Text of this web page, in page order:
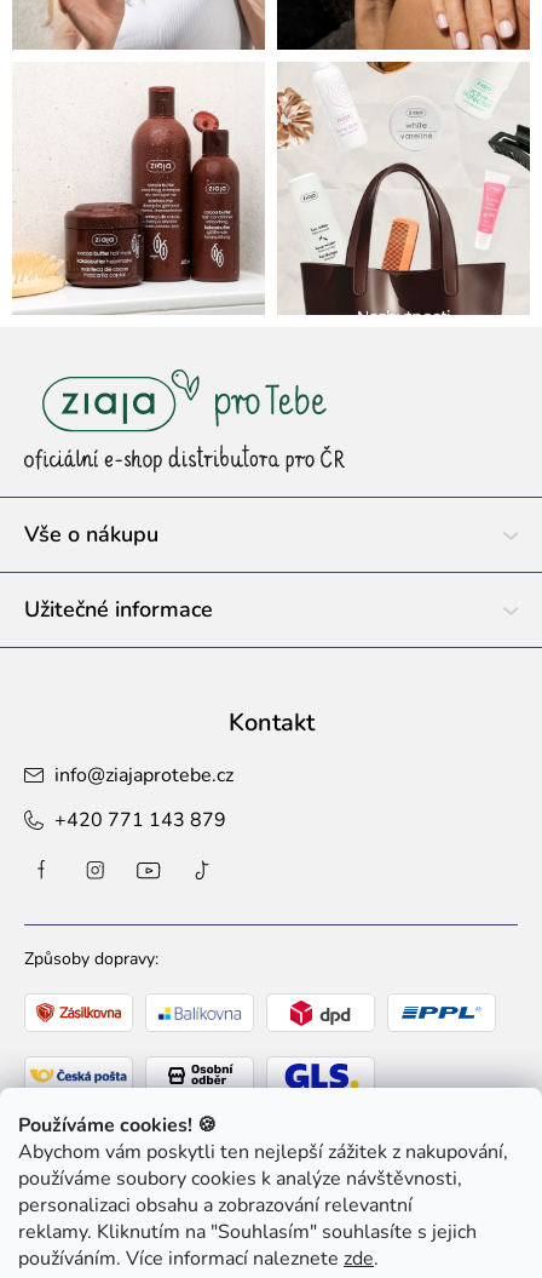
Používáme cookies! 🍪
Abychom vám poskytli ten nejlepší zážitek z nakupování,
používáme soubory cookies k analýze návštěvnosti,
personalizaci obsahu a zobrazování relevantní
reklamy. Kliknutím na "Souhlasím" souhlasíte s jejich
používáním. Více informací naleznete zde.
t
Vše o nákupu
Užitečné informace
Kontakt
info@ziajaprotebe.cz
+420 771 143 879
Způsoby dopravy:
Způsoby platby: